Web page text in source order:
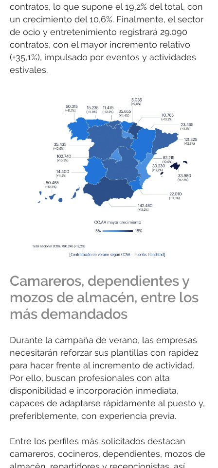
contratos, lo que supone el 19,2% del total, con
un crecimiento del 10,6%. Finalmente, el sector
de ocio y entretenimiento registrará 29.090
contratos, con el mayor incremento relativo
(+35,1%), impulsado por eventos y actividades
estivales.
Camareros, dependientes y
mozos de almacén, entre los
más demandados
Durante la campaña de verano, las empresas
necesitarán reforzar sus plantillas con rapidez
para hacer frente al incremento de actividad.
Por ello, buscan profesionales con alta
disponibilidad e incorporación inmediata,
capaces de adaptarse rápidamente al puesto y,
preferiblemente, con experiencia previa.
Entre los perfiles más solicitados destacan
camareros, cocineros, dependientes, mozos de